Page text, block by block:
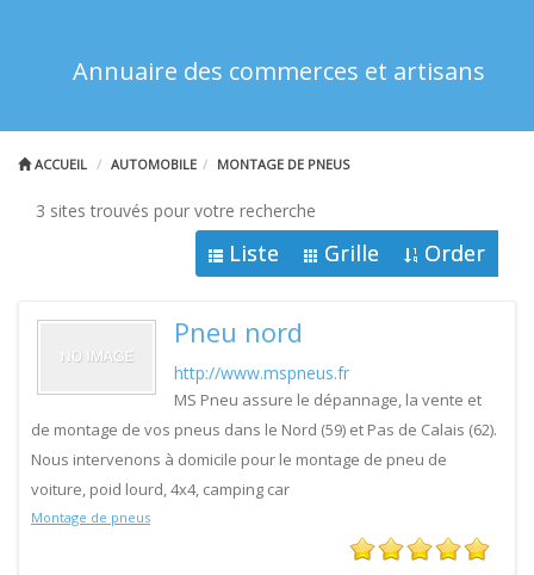
Annuaire des commerces et artisans
ACCUEIL AUTOMOBILE MONTAGE DE PNEUS
3 sites trouvés pour votre recherche
Liste Grille Order
Pneu nord
http://www.mspneus.fr
MS Pneu assure le dépannage, la vente et
de montage de vos pneus dans le Nord (59) et Pas de Calais (62).
Nous intervenons à domicile pour le montage de pneu de
voiture, poid lourd, 4x4, camping car
Montage de pneus